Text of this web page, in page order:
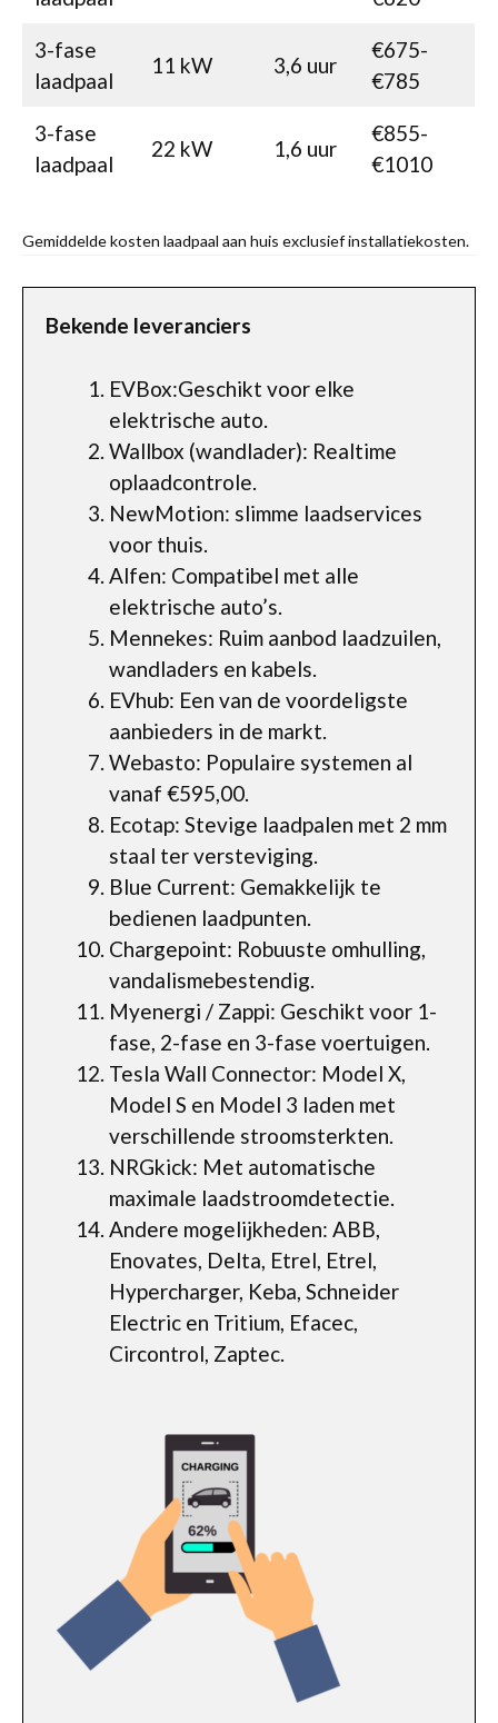
3-fase
laadpaal
11 kW 3,6 uur
€675-
€785
3-fase
laadpaal
22 kW 1,6 uur
€855-
€1010
Gemiddelde kosten laadpaal aan huis exclusief installatiekosten.
Bekende leveranciers
EVBox:Geschikt voor elke
elektrische auto.
Wallbox (wandlader): Realtime
oplaadcontrole.
NewMotion: slimme laadservices
voor thuis.
Alfen: Compatibel met alle
elektrische auto’s.
Mennekes: Ruim aanbod laadzuilen,
wandladers en kabels.
EVhub: Een van de voordeligste
aanbieders in de markt.
Webasto: Populaire systemen al
vanaf €595,00.
Ecotap: Stevige laadpalen met 2 mm
staal ter versteviging.
Blue Current: Gemakkelijk te
bedienen laadpunten.
Chargepoint: Robuuste omhulling,
vandalismebestendig.
Myenergi / Zappi: Geschikt voor 1-
fase, 2-fase en 3-fase voertuigen.
Tesla Wall Connector: Model X,
Model S en Model 3 laden met
verschillende stroomsterkten.
NRGkick: Met automatische
maximale laadstroomdetectie.
Andere mogelijkheden: ABB,
Enovates, Delta, Etrel, Etrel,
Hypercharger, Keba, Schneider
Electric en Tritium, Efacec,
Circontrol, Zaptec.